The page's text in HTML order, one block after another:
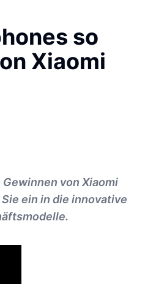
so
Xiaomi
von Xiaomi
ein in die innovative